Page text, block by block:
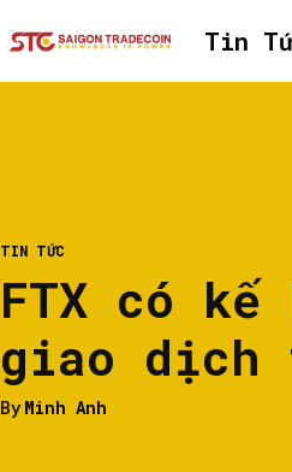
Tin
TIN TỨC
FTX có
giao
By Minh Anh